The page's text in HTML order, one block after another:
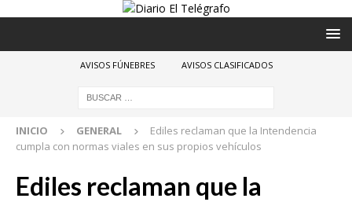
AVISOS FÚNEBRES AVISOS CLASIFICADOS
INICIO GENERAL
Ediles reclaman que la Intendencia
cumpla con normas viales en sus propios vehículos
Ediles reclaman que la